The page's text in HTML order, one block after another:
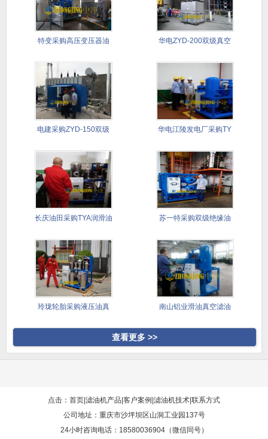
特变采购高压变压器油 华电ZYD-200双级真空
电建采购ZYD-150双级 华电江陵发电厂采购TY
长庆油田采购TYA润滑油 苏一特采购双级绝缘油
玲珑轮胎采购液压油真 南山铝业滑油真空滤油
查看更多 >>
点击：首页 滤油机产品 客户案例 滤油机技术 联系方式
公司地址：重庆市沙坪坝区山洞工业园137号
24小时咨询电话：18580036904（微信同号）